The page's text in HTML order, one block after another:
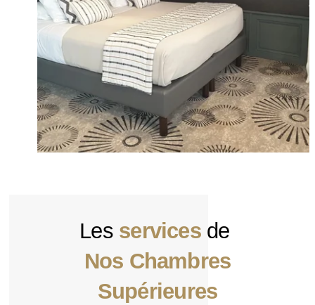
Les servicesde
Nos Chambres
Supérieures